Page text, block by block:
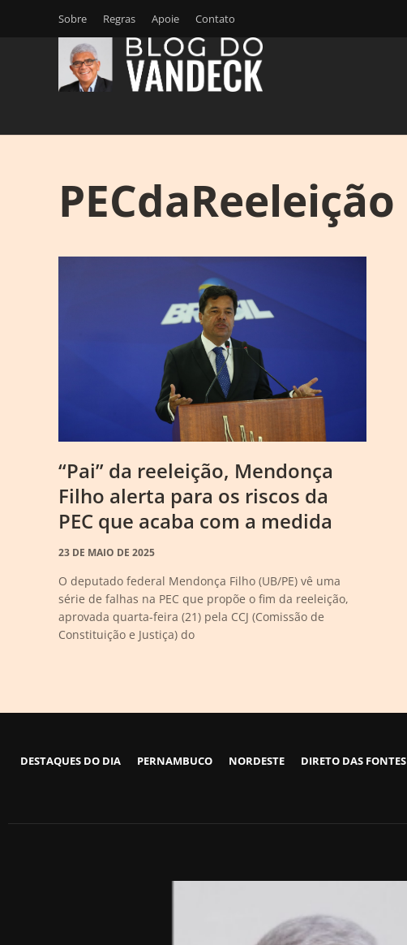
Sobre Regras Apoie Contato
PECdaReeleição
“Pai” da reeleição, Mendonça
Filho alerta para os riscos da
PEC que acaba com a medida
23 DE MAIO DE 2025
O deputado federal Mendonça Filho (UB/PE) vê uma
série de falhas na PEC que propõe o fim da reeleição,
aprovada quarta-feira (21) pela CCJ (Comissão de
Constituição e Justiça) do
DESTAQUES DO DIA PERNAMBUCO NORDESTE DIRETO DAS FONTES